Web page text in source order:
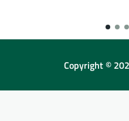
Copyright ©